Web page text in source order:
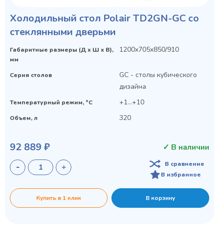
Холодильный стол Polair TD2GN-GC со
стеклянными дверьми
Габаритные размеры (Д х Ш х В),
мм
1200x705x850/910
Серия столов
GC - столы кубического
дизайна
Температурный режим, °C +1...+10
Объем, л 320
92 889 ₽ ✓ В наличии
В сравнение
В избранное
Купить в 1 клик В корзину